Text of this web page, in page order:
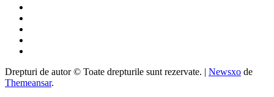
Drepturi de autor © Toate drepturile sunt rezervate. | Newsxo de
Themeansar.